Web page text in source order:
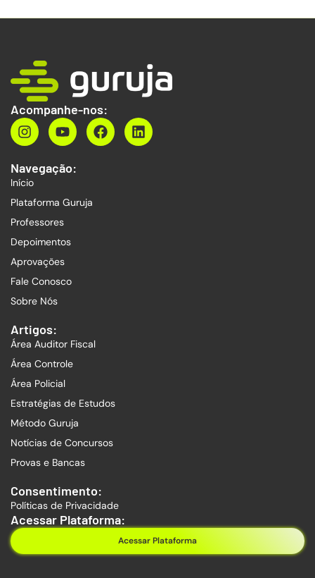
Acompanhe-nos:
Navegação:
Início
Plataforma Guruja
Professores
Depoimentos
Aprovações
Fale Conosco
Sobre Nós
Artigos:
Área Auditor Fiscal
Área Controle
Área Policial
Estratégias de Estudos
Método Guruja
Notícias de Concursos
Provas e Bancas
Consentimento:
Políticas de Privacidade
Acessar Plataforma:
Acessar Plataforma